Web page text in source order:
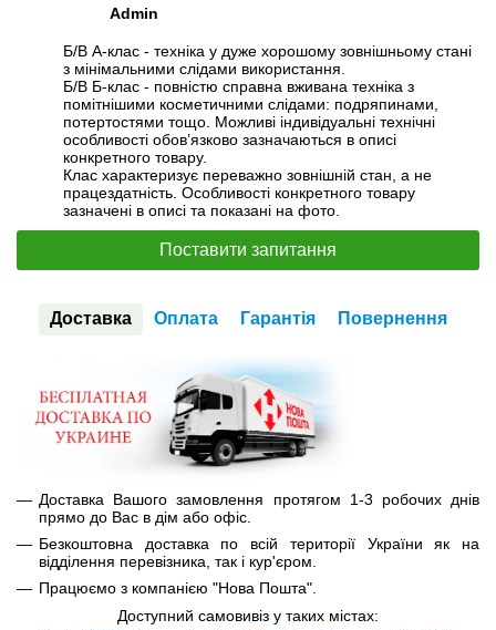
Admin
Б/В А-клас - техніка у дуже хорошому зовнішньому стані
з мінімальними слідами використання.
Б/В Б-клас - повністю справна вживана техніка з
помітнішими косметичними слідами: подряпинами,
потертостями тощо. Можливі індивідуальні технічні
особливості обов’язково зазначаються в описі
конкретного товару.
Клас характеризує переважно зовнішній стан, а не
працездатність. Особливості конкретного товару
зазначені в описі та показані на фото.
Поставити запитання
Доставка Оплата Гарантія Повернення
Доставка Вашого замовлення протягом 1-3 робочих днів
прямо до Вас в дім або офіс.
Безкоштовна доставка по всій території України як на
відділення перевізника, так і кур'єром.
Працюємо з компанією "Нова Пошта".
Доступний самовивіз у таких містах: